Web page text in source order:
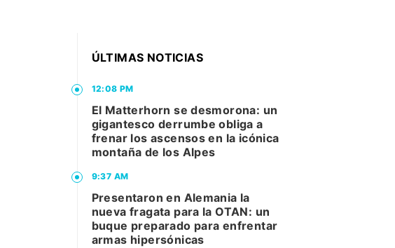
ÚLTIMAS NOTICIAS
12:08 PM
El Matterhorn se desmorona: un
gigantesco derrumbe obliga a
frenar los ascensos en la icónica
montaña de los Alpes
9:37 AM
Presentaron en Alemania la
nueva fragata para la OTAN: un
buque preparado para enfrentar
armas hipersónicas